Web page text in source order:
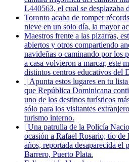
L440563, el cual se desplazaba
Toronto acaba de romper
nieve en un solo día, la mayor
Maestros frente a las pizarras,
abiertos y otros compartiendo
navideñas o caminando por los
a casa volvieron a marcar, este
distintos centros educativos del
| Apunta estos lugares en tu
que República Dominicana
uno de los destinos turísticos
sólo para los visitantes
turismo interno.
| Una patrulla de la Policía
ocasión a Rafael Rosario, tío
años, reportada desaparecida el
Barrero, Puerto Plata.